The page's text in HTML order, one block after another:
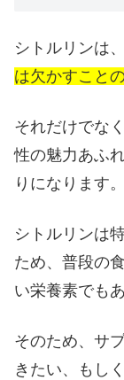
シトルリンは、
は欠かすこと
それだけでな
性の魅力あふ
りになります。
シトルリンは
ため、普段の
い栄養素でも
そのため、サ
きたい、もし